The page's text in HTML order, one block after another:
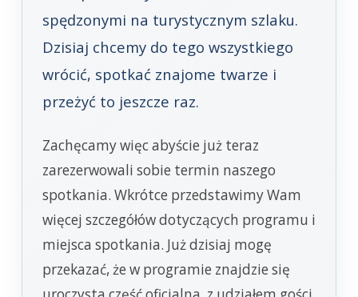
spędzonymi na turystycznym szlaku.
Dzisiaj chcemy do tego wszystkiego
wrócić, spotkać znajome twarze i
przeżyć to jeszcze raz.
Zachęcamy więc abyście już teraz
zarezerwowali sobie termin naszego
spotkania. Wkrótce przedstawimy Wam
więcej szczegółów dotyczących programu i
miejsca spotkania. Już dzisiaj mogę
przekazać, że w programie znajdzie się